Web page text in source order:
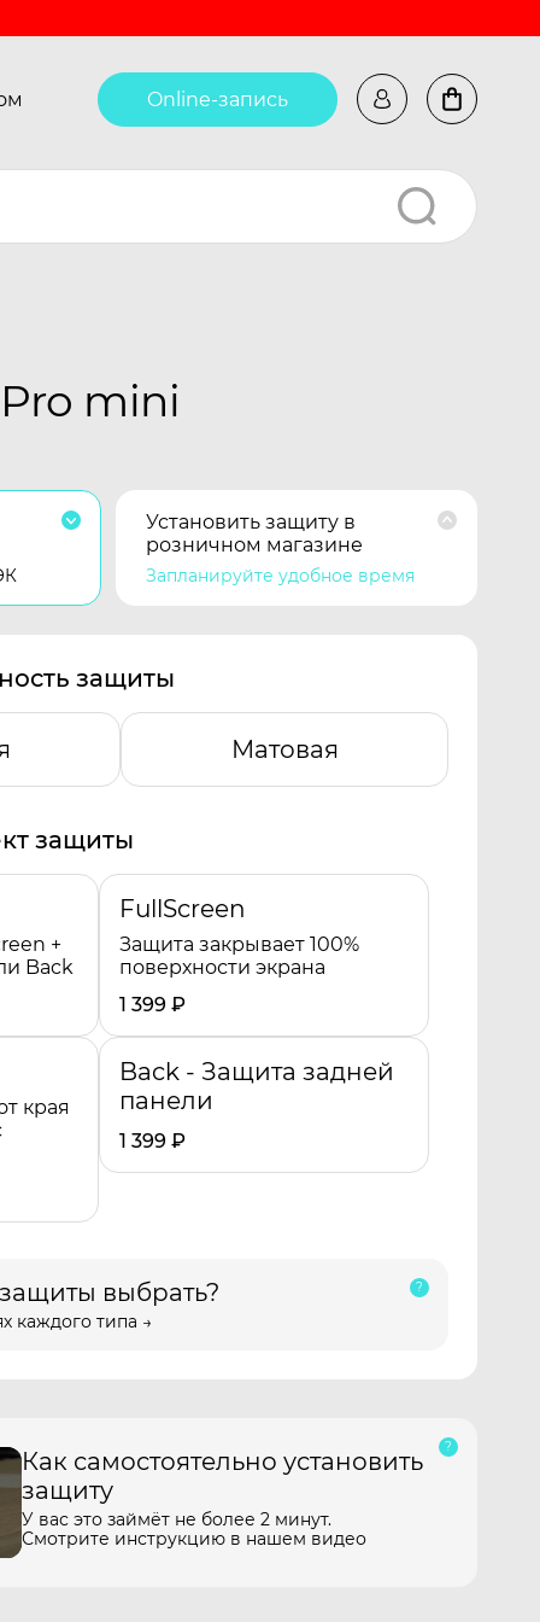
Online-запись
mini
Установить защиту в
розничном магазине
Запланируйте удобное время
защиты
Матовая
защиты
+
Back
FullScreen
Защита закрывает 100%
поверхности экрана
1 399 ₽
края
Back - Защита задней
панели
1 399 ₽
выбрать?
каждого типа →
Как самостоятельно установить
защиту
У вас это займёт не более 2 минут.
Смотрите инструкцию в нашем видео